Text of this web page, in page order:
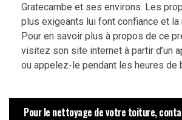
Gratecambe et ses environs. Les
plus exigeants lui font confiance et la
Pour en savoir plus à propos de ce
visitez son site internet à partir d’un
ou appelez-le pendant les heures de
Pour le nettoyage de votre toiture,